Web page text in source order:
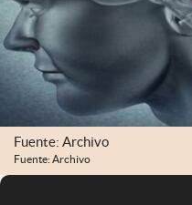
Fuente: Archivo
Fuente: Archivo